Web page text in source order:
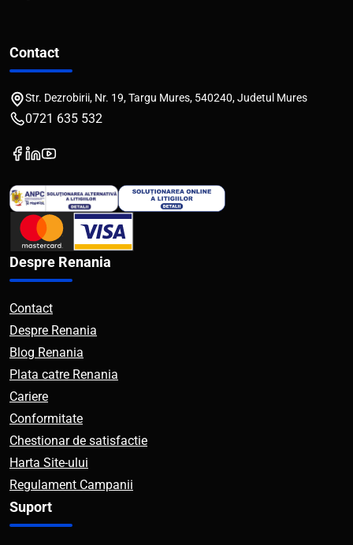
Contact
Str. Dezrobirii, Nr. 19, Targu Mures, 540240, Judetul Mures
0721 635 532
Despre Renania
Contact
Despre Renania
Blog Renania
Plata catre Renania
Cariere
Conformitate
Chestionar de satisfactie
Harta Site-ului
Regulament Campanii
Suport